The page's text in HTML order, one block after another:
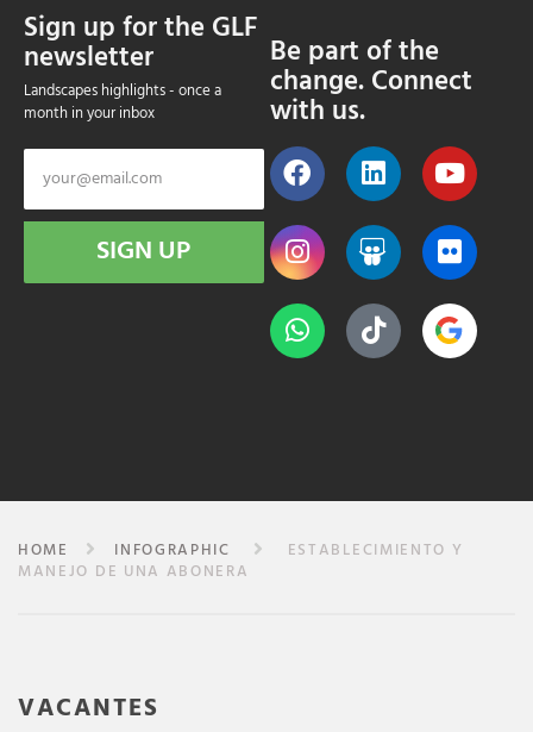
Sign up for the GLF
newsletter
Landscapes highlights - once a
month in your inbox
SIGN UP
Be part of the
change. Connect
with us.
HOME INFOGRAPHIC
ESTABLECIMIENTO Y
MANEJO DE UNA ABONERA
VACANTES